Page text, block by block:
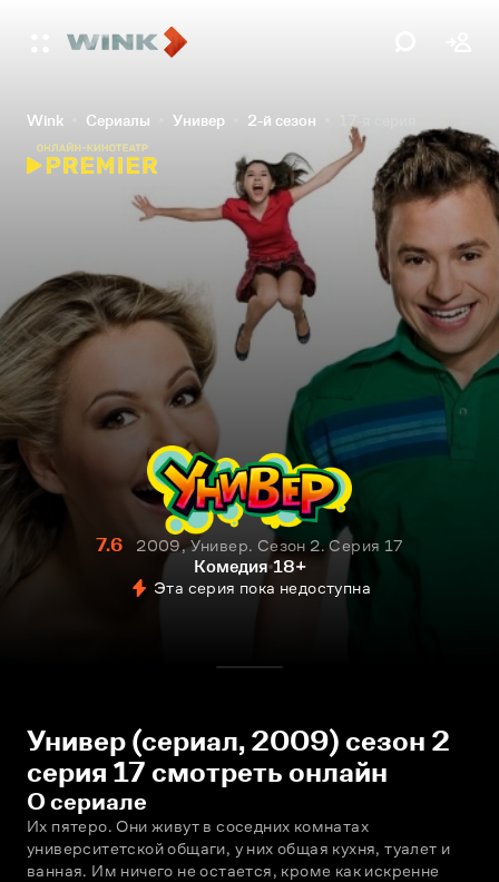
Wink Сериалы Универ 2-й сезон
7.6
2009, Универ. Сезон 2. Серия 17
Комедия 18+
Эта серия пока недоступна
Универ (сериал, 2009) сезон 2
серия 17 смотреть онлайн
О сериале
Их пятеро. Они живут в соседних комнатах
университетской общаги, у них общая кухня, туалет и
ванная. Им ничего не остается, кроме как искренне